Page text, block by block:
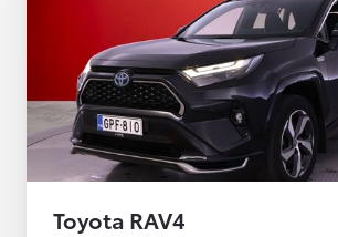
Toyota RAV4